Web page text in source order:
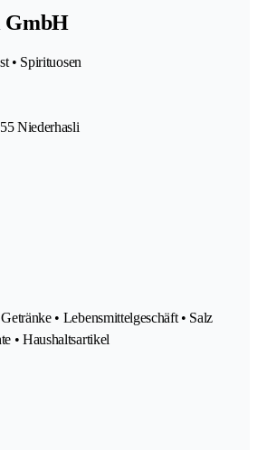
GmbH
• Spirituosen
Niederhasli
• Lebensmittelgeschäft • Salz
• Haushaltsartikel